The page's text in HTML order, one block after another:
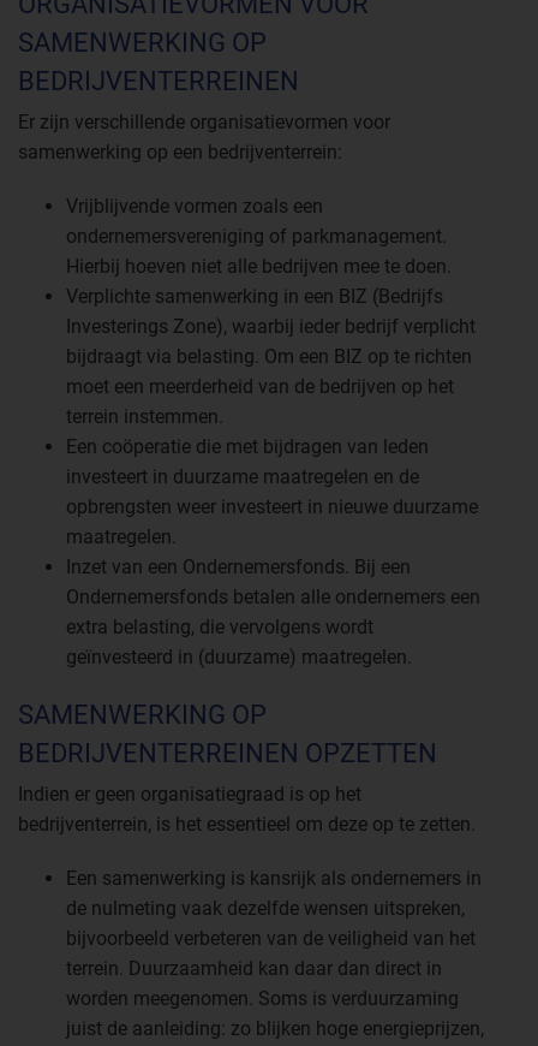
SAMENWERKING OP
BEDRIJVENTERREINEN
Er zijn verschillende organisatievormen voor
samenwerking op een bedrijventerrein:
Vrijblijvende vormen zoals een
ondernemersvereniging of parkmanagement.
Hierbij hoeven niet alle bedrijven mee te doen.
Verplichte samenwerking in een BIZ (Bedrijfs
Investerings Zone), waarbij ieder bedrijf verplicht
bijdraagt via belasting. Om een BIZ op te richten
moet een meerderheid van de bedrijven op het
terrein instemmen.
Een coöperatie die met bijdragen van leden
investeert in duurzame maatregelen en de
opbrengsten weer investeert in nieuwe duurzame
maatregelen.
Inzet van een Ondernemersfonds. Bij een
Ondernemersfonds betalen alle ondernemers een
extra belasting, die vervolgens wordt
geïnvesteerd in (duurzame) maatregelen.
SAMENWERKING OP
BEDRIJVENTERREINEN OPZETTEN
Indien er geen organisatiegraad is op het
bedrijventerrein, is het essentieel om deze op te zetten.
Een samenwerking is kansrijk als ondernemers in
de nulmeting vaak dezelfde wensen uitspreken,
bijvoorbeeld verbeteren van de veiligheid van het
terrein. Duurzaamheid kan daar dan direct in
worden meegenomen. Soms is verduurzaming
juist de aanleiding: zo blijken hoge energieprijzen,